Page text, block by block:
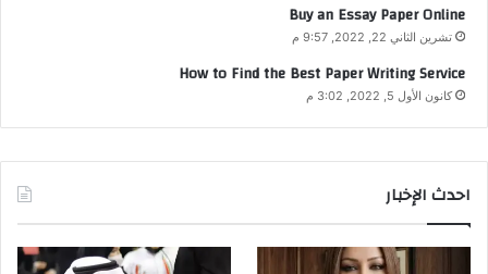
Buy an Essay Paper Online
تشرين الثاني 22, 2022, 9:57 م
How to Find the Best Paper Writing Service
كانون الأول 5, 2022, 3:02 م
احدث الإخبار